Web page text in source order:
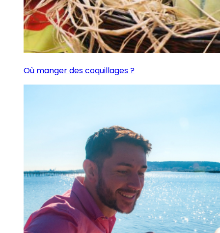
Où manger des coquillages ?